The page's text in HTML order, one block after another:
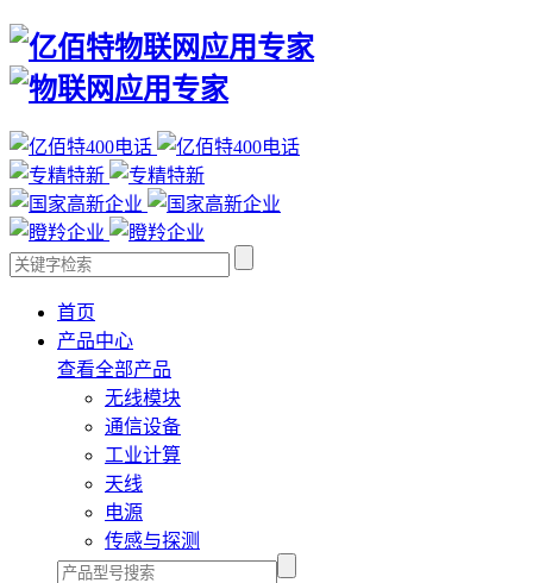
首页
产品中心
查看全部产品
无线模块
通信设备
工业计算
天线
电源
传感与探测